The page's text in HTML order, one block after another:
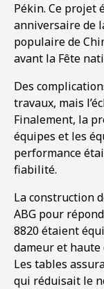
Pékin. Ce projet
anniversaire de
populaire de
avant la Fête
Des
travaux, mais
Finalement, la
équipes et les
performance
fiabilité.
La construction
ABG pour
8820 étaient
dameur et
Les tables
qui réduisait le